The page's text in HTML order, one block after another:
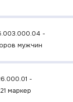
-
мужчин
-
маркер